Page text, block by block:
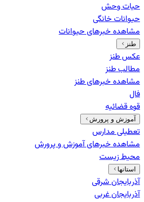
حیات وحش
حیوانات خانگی
مشاهده خبرهایحیوانات
طنز
عکس طنز
مطالب طنز
مشاهده خبرهایطنز
فال
قوه قضائیه
آموزش و پرورش
تعطیلی مدارس
مشاهده خبرهایآموزش و پرورش
محیط زیست
استانها
آذربایجان شرقی
آذربایجان غربی